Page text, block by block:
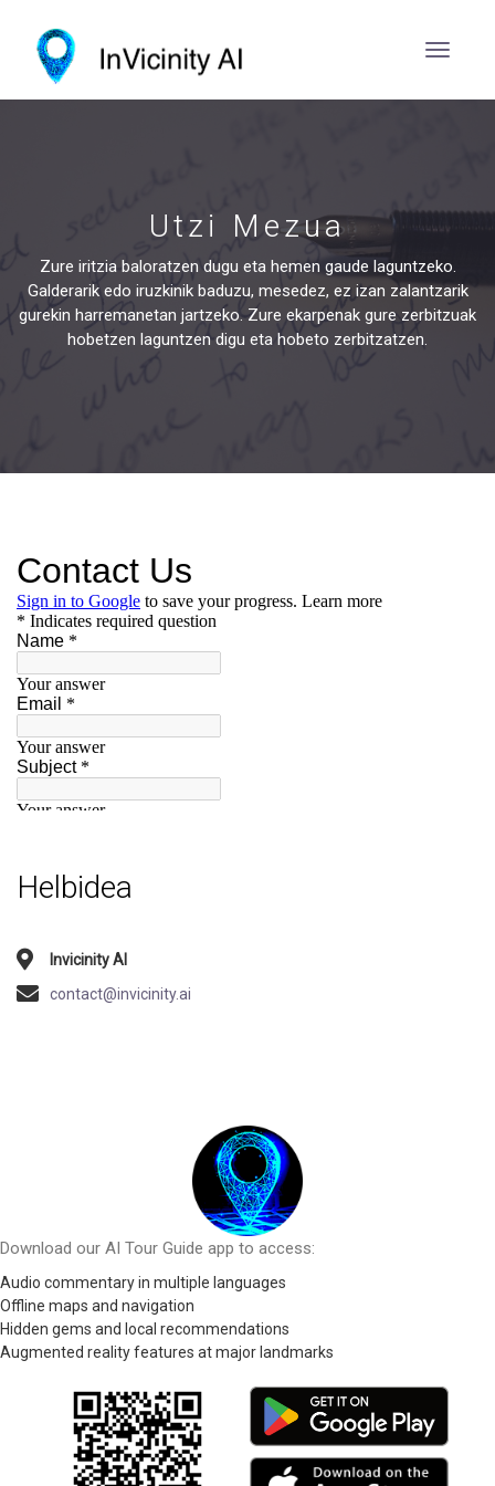
Utzi Mezua
Zure iritzia baloratzen dugu eta hemen gaude laguntzeko.
Galderarik edo iruzkinik baduzu, mesedez, ez izan zalantzarik
gurekin harremanetan jartzeko. Zure ekarpenak gure zerbitzuak
hobetzen laguntzen digu eta hobeto zerbitzatzen.
Helbidea
Invicinity AI
contact@invicinity.ai
Download our AI Tour Guide app to access:
Audio commentary in multiple languages
Offline maps and navigation
Hidden gems and local recommendations
Augmented reality features at major landmarks